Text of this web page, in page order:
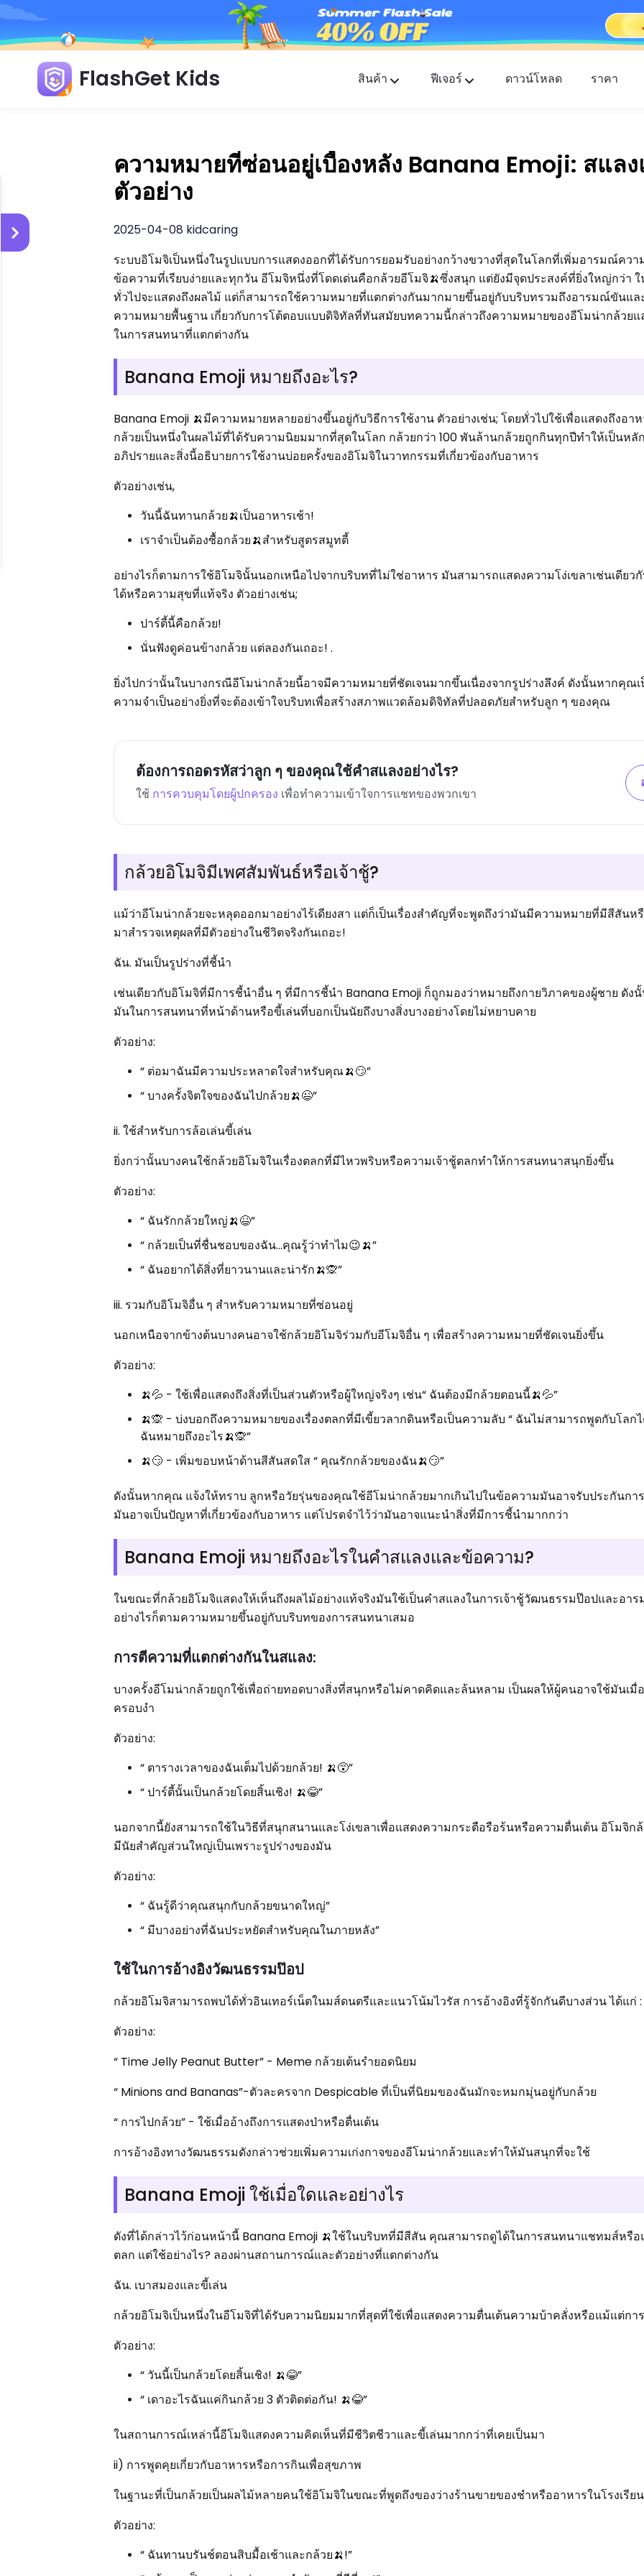
FlashGet Kids สินค้า
FlashGet Finder
ความปลอดภัยป้องกันการโจรกรรมของโทรศัพท์คุณ
ฟีเจอร์ ดาวน์โหลด ราคา
ความหมายที่ซ่อนอยู่เบื้องหลัง Banana Emoji: สแล
ตัวอย่าง
2025-04-08 kidcaring
ระบบอิโมจิเป็นหนึ่งในรูปแบบการแสดงออกที่ได้รับการยอมรับอย่างกว้างขวางที่สุดในโลกที่เพิ่มอารมณ์ควา
ข้อความที่เรียบง่ายและทุกวัน อีโมจิหนึ่งที่โดดเด่นคือกล้วยอีโมจิ🍌ซึ่งสนุก แต่ยังมีจุดประสงค์ที่ยิ่งใหญ่กว่า
ทั่วไปจะแสดงถึงผลไม้ แต่ก็สามารถใช้ความหมายที่แตกต่างกันมากมายขึ้นอยู่กับบริบทรวมถึงอารมณ์ขันแล
ความหมายพื้นฐาน เกี่ยวกับการโต้ตอบแบบดิจิทัลที่ทันสมัยบทความนี้กล่าวถึงความหมายของอีโมน่ากล้วยแ
ในการสนทนาที่แตกต่างกัน
Banana Emoji หมายถึงอะไร?
Banana Emoji 🍌มีความหมายหลายอย่างขึ้นอยู่กับวิธีการใช้งาน ตัวอย่างเช่น; โดยทั่วไปใช้เพื่อแสดงถึงอา
กล้วยเป็นหนึ่งในผลไม้ที่ได้รับความนิยมมากที่สุดในโลก กล้วยกว่า 100 พันล้านกล้วยถูกกินทุกปีทำให้เป็นหลั
อภิปรายและสิ่งนี้อธิบายการใช้งานบ่อยครั้งของอิโมจิในวาทกรรมที่เกี่ยวข้องกับอาหาร
ตัวอย่างเช่น,
วันนี้ฉันทานกล้วย🍌เป็นอาหารเช้า!
เราจำเป็นต้องซื้อกล้วย🍌สำหรับสูตรสมูทตี้
อย่างไรก็ตามการใช้อิโมจินั้นนอกเหนือไปจากบริบทที่ไม่ใช่อาหาร มันสามารถแสดงความโง่เขลาเช่นเดียว
ได้หรือความสุขที่แท้จริง ตัวอย่างเช่น;
ปาร์ตี้นี้คือกล้วย!
นั่นฟังดูค่อนข้างกล้วย แต่ลองกันเถอะ! .
ยิ่งไปกว่านั้นในบางกรณีอีโมน่ากล้วยนี้อาจมีความหมายที่ชัดเจนมากขึ้นเนื่องจากรูปร่างลึงค์ ดังนั้นหากคุณ
ความจำเป็นอย่างยิ่งที่จะต้องเข้าใจบริบทเพื่อสร้างสภาพแวดล้อมดิจิทัลที่ปลอดภัยสำหรับลูก ๆ ของคุณ
ต้องการถอดรหัสว่าลูก ๆ ของคุณใช้คำสแลงอย่างไร?
ใช้ การควบคุมโดยผู้ปกครอง เพื่อทำความเข้าใจการแชทของพวกเขา
กล้วยอิโมจิมีเพศสัมพันธ์หรือเจ้าชู้?
แม้ว่าอีโมน่ากล้วยจะหลุดออกมาอย่างไร้เดียงสา แต่ก็เป็นเรื่องสำคัญที่จะพูดถึงว่ามันมีความหมายที่มีสีสันห
มาสำรวจเหตุผลที่มีตัวอย่างในชีวิตจริงกันเถอะ!
ฉัน. มันเป็นรูปร่างที่ชี้นำ
เช่นเดียวกับอิโมจิที่มีการชี้นำอื่น ๆ ที่มีการชี้นำ Banana Emoji ก็ถูกมองว่าหมายถึงกายวิภาคของผู้ชาย ดัง
มันในการสนทนาที่หน้าด้านหรือขี้เล่นที่บอกเป็นนัยถึงบางสิ่งบางอย่างโดยไม่หยาบคาย
ตัวอย่าง:
“ ต่อมาฉันมีความประหลาดใจสำหรับคุณ🍌😏”
“ บางครั้งจิตใจของฉันไปกล้วย🍌😉”
ii. ใช้สำหรับการล้อเล่นขี้เล่น
ยิ่งกว่านั้นบางคนใช้กล้วยอิโมจิในเรื่องตลกที่มีไหวพริบหรือความเจ้าชู้ตลกทำให้การสนทนาสนุกยิ่งขึ้น
ตัวอย่าง:
“ ฉันรักกล้วยใหญ่🍌😆”
“ กล้วยเป็นที่ชื่นชอบของฉัน…คุณรู้ว่าทำไม😉🍌”
“ ฉันอยากได้สิ่งที่ยาวนานและน่ารัก🍌🙊”
iii. รวมกับอิโมจิอื่น ๆ สำหรับความหมายที่ซ่อนอยู่
นอกเหนือจากข้างต้นบางคนอาจใช้กล้วยอิโมจิร่วมกับอีโมจิอื่น ๆ เพื่อสร้างความหมายที่ชัดเจนยิ่งขึ้น
ตัวอย่าง:
🍌💦 - ใช้เพื่อแสดงถึงสิ่งที่เป็นส่วนตัวหรือผู้ใหญ่จริงๆ เช่น“ ฉันต้องมีกล้วยตอนนี้🍌💦”
🍌🙊 - บ่งบอกถึงความหมายของเรื่องตลกที่มีเขี้ยวลากดินหรือเป็นความลับ “ ฉันไม่สามารถพูดกับโลก
ฉันหมายถึงอะไร🍌🙊”
🍌😏 - เพิ่มขอบหน้าด้านสีสันสดใส “ คุณรักกล้วยของฉัน🍌😏”
ดังนั้นหากคุณ แจ้งให้ทราบ ลูกหรือวัยรุ่นของคุณใช้อีโมน่ากล้วยมากเกินไปในข้อความมันอาจรับประกันกา
มันอาจเป็นปัญหาที่เกี่ยวข้องกับอาหาร แต่โปรดจำไว้ว่ามันอาจแนะนำสิ่งที่มีการชี้นำมากกว่า
Banana Emoji หมายถึงอะไรในคำสแลงและข้อความ?
ในขณะที่กล้วยอิโมจิแสดงให้เห็นถึงผลไม้อย่างแท้จริงมันใช้เป็นคำสแลงในการเจ้าชู้วัฒนธรรมป๊อปและอา
อย่างไรก็ตามความหมายขึ้นอยู่กับบริบทของการสนทนาเสมอ
การตีความที่แตกต่างกันในสแลง:
บางครั้งอีโมน่ากล้วยถูกใช้เพื่อถ่ายทอดบางสิ่งที่สนุกหรือไม่คาดคิดและล้นหลาม เป็นผลให้ผู้คนอาจใช้มันเมื่
ครอบงำ
ตัวอย่าง:
“ ตารางเวลาของฉันเต็มไปด้วยกล้วย! 🍌😵”
“ ปาร์ตี้นั้นเป็นกล้วยโดยสิ้นเชิง! 🍌😂”
นอกจากนี้ยังสามารถใช้ในวิธีที่สนุกสนานและโง่เขลาเพื่อแสดงความกระตือรือร้นหรือความตื่นเต้น อิโมจิกล้
มีนัยสำคัญส่วนใหญ่เป็นเพราะรูปร่างของมัน
ตัวอย่าง:
“ ฉันรู้ดีว่าคุณสนุกกับกล้วยขนาดใหญ่”
“ มีบางอย่างที่ฉันประหยัดสำหรับคุณในภายหลัง”
ใช้ในการอ้างอิงวัฒนธรรมป๊อป
กล้วยอิโมจิสามารถพบได้ทั่วอินเทอร์เน็ตในมส์ดนตรีและแนวโน้มไวรัส การอ้างอิงที่รู้จักกันดีบางส่วน ได้แก่ :
ตัวอย่าง:
“ Time Jelly Peanut Butter” - Meme กล้วยเต้นรำยอดนิยม
“ Minions and Bananas”-ตัวละครจาก Despicable ที่เป็นที่นิยมของฉันมักจะหมกมุ่นอยู่กับกล้วย
“ การไปกล้วย” - ใช้เมื่ออ้างถึงการแสดงป่าหรือตื่นเต้น
การอ้างอิงทางวัฒนธรรมดังกล่าวช่วยเพิ่มความเก่งกาจของอีโมน่ากล้วยและทำให้มันสนุกที่จะใช้
Banana Emoji ใช้เมื่อใดและอย่างไร
ดังที่ได้กล่าวไว้ก่อนหน้านี้ Banana Emoji 🍌ใช้ในบริบทที่มีสีสัน คุณสามารถดูได้ในการสนทนาแชทมส์หรือ
ตลก แต่ใช้อย่างไร? ลองผ่านสถานการณ์และตัวอย่างที่แตกต่างกัน
ฉัน. เบาสมองและขี้เล่น
กล้วยอิโมจิเป็นหนึ่งในอีโมจิที่ได้รับความนิยมมากที่สุดที่ใช้เพื่อแสดงความตื่นเต้นความบ้าคลั่งหรือแม้แต่กา
ตัวอย่าง:
“ วันนี้เป็นกล้วยโดยสิ้นเชิง! 🍌😂”
“ เดาอะไรฉันแค่กินกล้วย 3 ตัวติดต่อกัน! 🍌😂”
ในสถานการณ์เหล่านี้อีโมจิแสดงความคิดเห็นที่มีชีวิตชีวาและขี้เล่นมากกว่าที่เคยเป็นมา
ii) การพูดคุยเกี่ยวกับอาหารหรือการกินเพื่อสุขภาพ
ในฐานะที่เป็นกล้วยเป็นผลไม้หลายคนใช้อิโมจิในขณะที่พูดถึงของว่างร้านขายของชำหรืออาหารในโรงเรีย
ตัวอย่าง:
“ ฉันทานบรันช์ตอนสิบมื้อเช้าและกล้วย🍌!”